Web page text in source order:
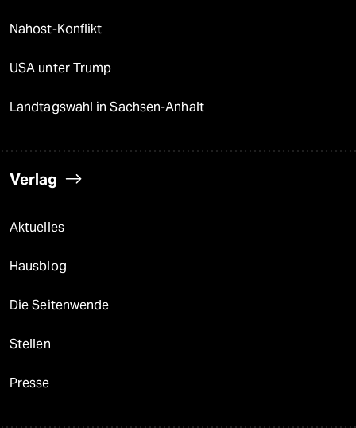
Nahost-Konflikt
USA unter Trump
Landtagswahl in Sachsen-Anhalt
Verlag
Aktuelles
Hausblog
Die Seitenwende
Stellen
Presse